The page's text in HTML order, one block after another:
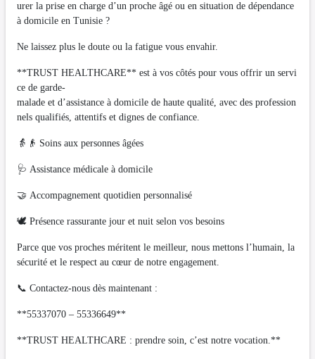
urer la prise en charge d’un proche âgé ou en situation de dépendance
à domicile en Tunisie ?
Ne laissez plus le doute ou la fatigue vous envahir.
**TRUST HEALTHCARE** est à vos côtés pour vous offrir un servi
ce de garde-
malade et d’assistance à domicile de haute qualité, avec des profession
nels qualifiés, attentifs et dignes de confiance.
👵👴 Soins aux personnes âgées
🩺 Assistance médicale à domicile
🤝 Accompagnement quotidien personnalisé
🕊️ Présence rassurante jour et nuit selon vos besoins
Parce que vos proches méritent le meilleur, nous mettons l’humain, la
sécurité et le respect au cœur de notre engagement.
📞 Contactez-nous dès maintenant :
**55337070 – 55336649**
**TRUST HEALTHCARE : prendre soin, c’est notre vocation.**